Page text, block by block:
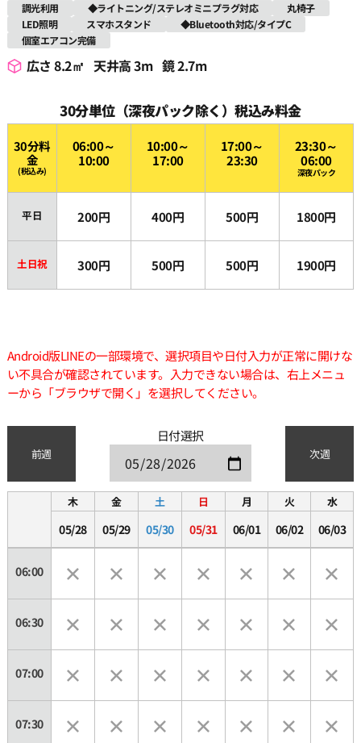
調光利用 ◆ライトニング/ステレオミニプラグ対応
丸椅子
LED照明
スマホスタンド
◆Bluetooth対応/タイプC
個室エアコン完備
広さ 8.2㎡ 天井高 3m 鏡 2.7m
30分単位（深夜パック除く）税込み料金
30分料
金
(税込み)
06:00～
10:00
10:00～
17:00
17:00～
23:30
23:30～
06:00
深夜パック
平日 200円 400円 500円 1800円
土日祝 300円 500円 500円 1900円
Android版LINEの一部環境で、選択項目や日付入力が正常に開けな
い不具合が確認されています。入力できない場合は、右上メニュ
ーから「ブラウザで開く」を選択してください。
前週
日付選択
次週
木
05/28
金
05/29
土
05/30
日
05/31
月
06/01
火
06/02
水
06/03
06:00
06:30
07:00
07:30